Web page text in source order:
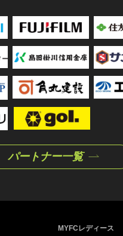
パートナー一覧
MYFCレディース